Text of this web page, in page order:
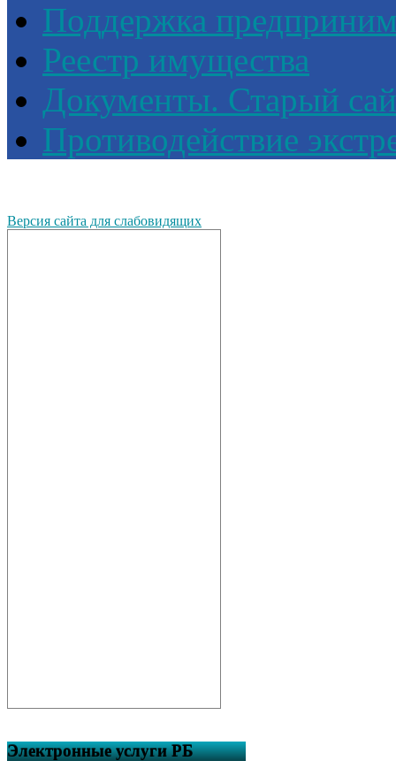
Поддержка
Реестр имущества
Документы. Старый
Противодействие
Версия сайта для слабовидящих
Электронные услуги РБ